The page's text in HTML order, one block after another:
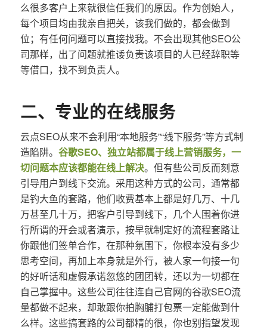
么很多客户上来就很信任我们的原因。作为创始人，
每个项目均由我亲自把关，该我们做的，都会做到
位；有任何问题可以直接找我。不会出现其他SEO公
司那样，出了问题就推诿负责该项目的人已经辞职等
等借口，找不到负责人。
二、专业的在线服务
云点SEO从来不会利用“本地服务”“线下服务”等方式制
造陷阱。 谷歌SEO、独立站都属于线上营销服务，一
切问题本应该都能在线上解决。但有些公司反而刻意
引导用户到线下交流。采用这种方式的公司，通常都
是钓大鱼的套路，他们收费基本上都是好几万、十几
万甚至几十万，把客户引导到线下，几个人围着你进
行所谓的开会或者演示，按早就制定好的流程套路让
你跟他们签单合作，在那种氛围下，你根本没有多少
思考空间，再加上本身就是外行，被人家一句接一句
的好听话和虚假承诺忽悠的团团转，还以为一切都在
自己掌握中。这些公司往往连自己官网的谷歌SEO流
量都做不起来，却敢跟你拍胸脯打包票一定能做到什
么样。这些搞套路的公司都精的很，你也别指望发现